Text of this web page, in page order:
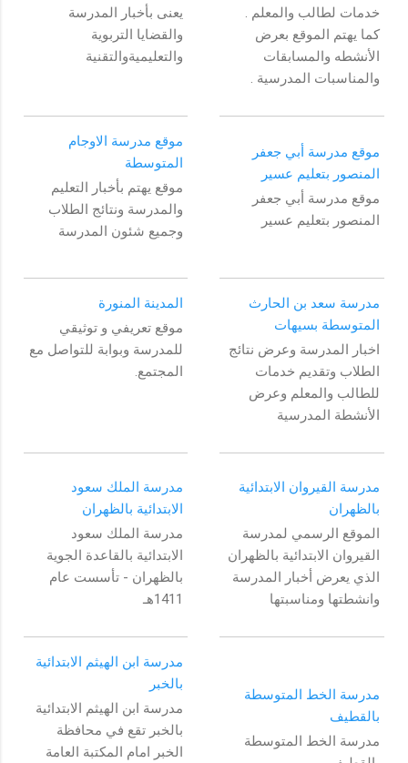
خدمات لطالب والمعلم .
كما يهتم الموقع بعرض
الأنشطه والمسابقات
والمناسبات المدرسية .
يعنى بأخبار المدرسة
والقضايا التربوية
والتعليميةوالتقنية
موقع مدرسة أبي جعفر
المنصور بتعليم عسير
موقع مدرسة أبي جعفر
المنصور بتعليم عسير
موقع مدرسة الاوجام
المتوسطة
موقع يهتم بأخبار التعليم
والمدرسة ونتائج الطلاب
وجميع شئون المدرسة
مدرسة سعد بن الحارث
المتوسطة بسيهات
اخبار المدرسة وعرض نتائج
الطلاب وتقديم خدمات
للطالب والمعلم وعرض
الأنشطة المدرسية
المدينة المنورة
موقع تعريفي و توثيقي
للمدرسة وبوابة للتواصل مع
المجتمع.
مدرسة القيروان الابتدائية
بالظهران
الموقع الرسمي لمدرسة
القيروان الابتدائية بالظهران
الذي يعرض أخبار المدرسة
وانشطتها ومناسبتها
مدرسة الملك سعود
الابتدائية بالظهران
مدرسة الملك سعود
الابتدائية بالقاعدة الجوية
بالظهران - تأسست عام
1411هـ
مدرسة الخط المتوسطة
بالقطيف
مدرسة الخط المتوسطة
مدرسة ابن الهيثم الابتدائية
بالخبر
مدرسة ابن الهيثم الابتدائية
بالخبر تقع في محافظة
الخبر امام المكتبة العامة